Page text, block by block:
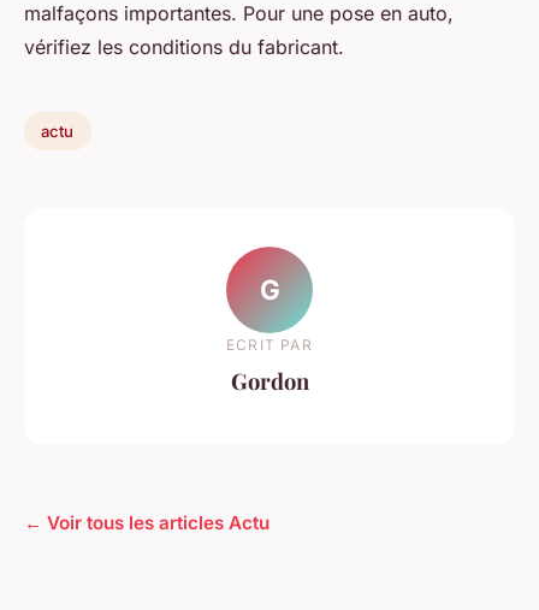
malfaçons importantes. Pour une pose en auto,
vérifiez les conditions du fabricant.
actu
G
ECRIT PAR
Gordon
← Voir tous les articles Actu